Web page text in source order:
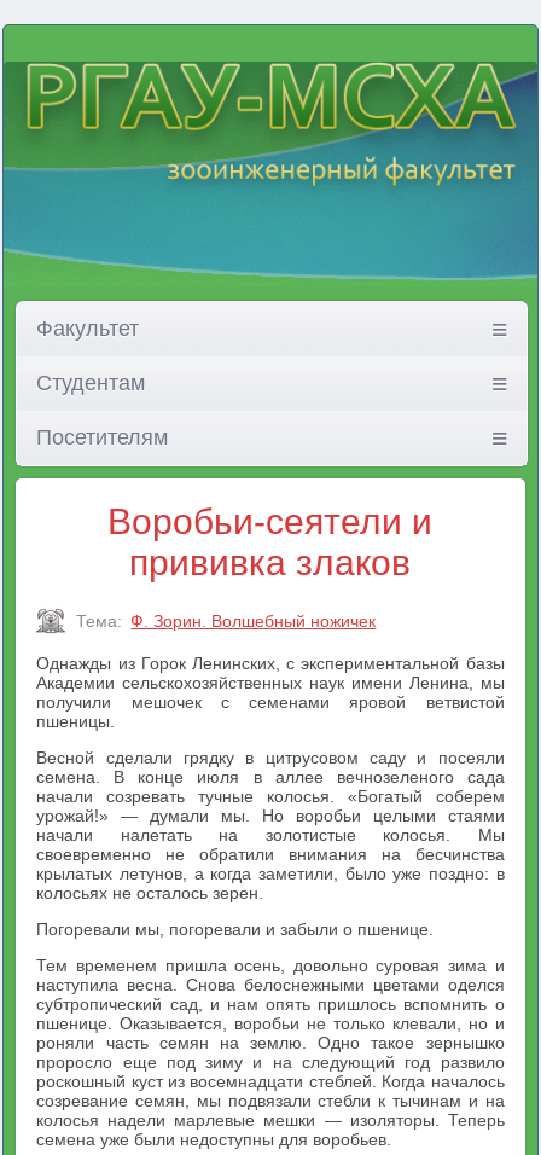
Факультет
Студентам
Посетителям
Воробьи-сеятели и
прививка злаков
Тема: Ф. Зорин. Волшебный ножичек
Однажды из Горок Ленинских, с экспериментальной базы
Академии сельскохозяйственных наук имени Ленина, мы
получили мешочек с семенами яровой ветвистой
пшеницы.
Весной сделали грядку в цитрусовом саду и посеяли
семена. В конце июля в аллее вечнозеленого сада
начали созревать тучные колосья. «Богатый соберем
урожай!» — думали мы. Но воробьи целыми стаями
начали налетать на золотистые колосья. Мы
своевременно не обратили внимания на бесчинства
крылатых летунов, а когда заметили, было уже поздно: в
колосьях не осталось зерен.
Погоревали мы, погоревали и забыли о пшенице.
Тем временем пришла осень, довольно суровая зима и
наступила весна. Снова белоснежными цветами оделся
субтропический сад, и нам опять пришлось вспомнить о
пшенице. Оказывается, воробьи не только клевали, но и
роняли часть семян на землю. Одно такое зернышко
проросло еще под зиму и на следующий год развило
роскошный куст из восемнадцати стеблей. Когда началось
созревание семян, мы подвязали стебли к тычинам и на
колосья надели марлевые мешки — изоляторы. Теперь
семена уже были недоступны для воробьев.